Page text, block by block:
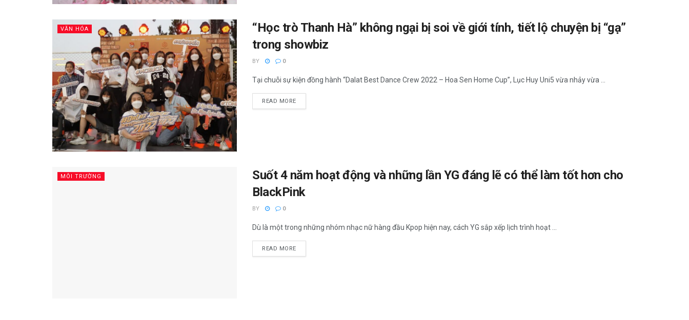
VĂN HÓA
“Học trò Thanh Hà” không ngại bị soi về giới tính, tiết lộ chuyện bị “gạ”
trong showbiz
BY 0
Tại chuỗi sự kiện đồng hành “Dalat Best Dance Crew 2022 – Hoa Sen Home Cup”, Lục Huy Uni5 vừa nhảy vừa ...
READ MORE
MÔI TRƯỜNG
Suốt 4 năm hoạt động và những lần YG đáng lẽ có thể làm tốt hơn cho
BlackPink
BY 0
Dù là một trong những nhóm nhạc nữ hàng đầu Kpop hiện nay, cách YG sắp xếp lịch trình hoạt ...
READ MORE